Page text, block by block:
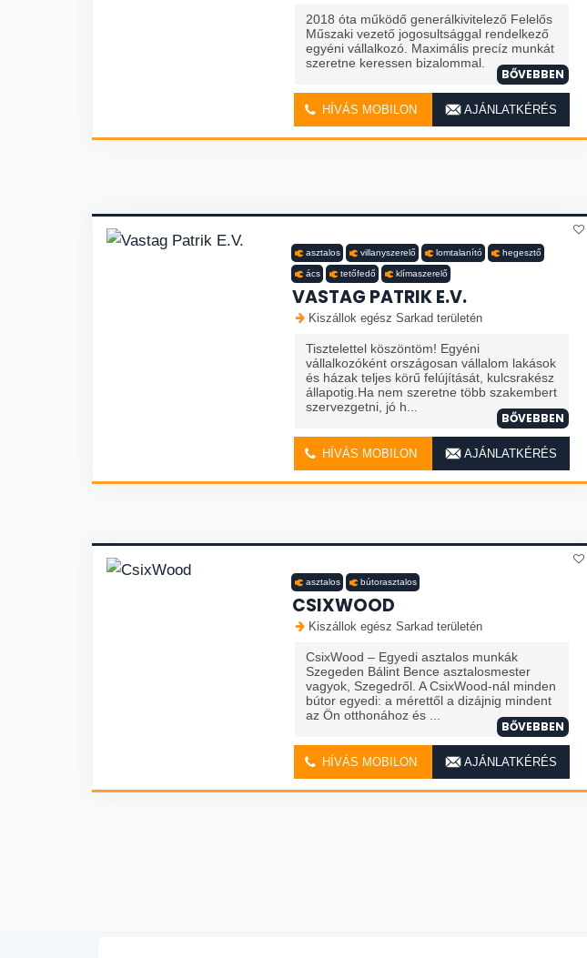
2018 óta működő generálkivitelező Felelős
Műszaki vezető jogosultsággal rendelkező
egyéni vállalkozó. Maximális precíz munkát
szeretne keressen bizalommal.
BŐVEBBEN
HÍVÁS MOBILON AJÁNLATKÉRÉS
asztalos villanyszerelő lomtalanító hegesztő
ács tetőfedő klímaszerelő
VASTAG PATRIK E.V.
Kiszállok egész Sarkad területén
Tisztelettel köszöntöm! Egyéni
vállalkozóként országosan vállalom lakások
és házak teljes körű felújítását, kulcsrakész
állapotig.Ha nem szeretne több szakembert
szervezgetni, jó h...
BŐVEBBEN
HÍVÁS MOBILON AJÁNLATKÉRÉS
asztalos bútorasztalos
CSIXWOOD
Kiszállok egész Sarkad területén
CsixWood – Egyedi asztalos munkák
Szegeden Bálint Bence asztalosmester
vagyok, Szegedről. A CsixWood-nál minden
bútor egyedi: a mérettől a dizájnig mindent
az Ön otthonához és ...
BŐVEBBEN
HÍVÁS MOBILON AJÁNLATKÉRÉS